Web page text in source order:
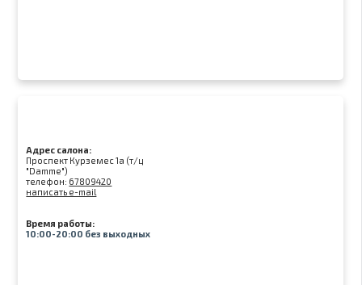
Адрес салона:
Проспект Курземес 1а (т/ц
"Damme")
телефон: 67809420
написать e-mail
Время работы:
10:00-20:00 без выходных